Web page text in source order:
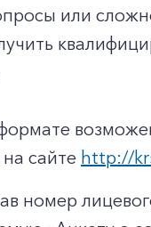
или
сайте http://
номер